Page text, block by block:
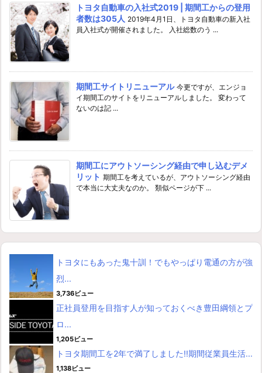
トヨタ自動車の入社式2019 | 期間工からの登用
者数は305人 2019年4月1日、トヨタ自動車の新入社
員入社式が開催されました。 入社総数のう ...
期間工サイトリニューアル 今更ですが、エンジョ
イ期間工のサイトをリニューアルしました。 変わって
ないのは記 ...
期間工にアウトソーシング経由で申し込むデメ
リット 期間工を考えているが、アウトソーシング経由
で本当に大丈夫なのか。 類似ページが下 ...
トヨタにもあった鬼十訓！でもやっぱり電通の方が強
烈...
3,736ビュー
正社員登用を目指す人が知っておくべき豊田綱領とプ
ロ...
1,205ビュー
トヨタ期間工を2年で満了しました!!期間従業員生活...
1,138ビュー